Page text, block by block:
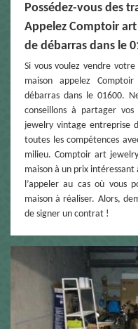
Possédez-vous des
Appelez Comptoir
de débarras dans le
Si vous voulez vendre
maison appelez
débarras dans le 01600.
conseillons à partager
jewelry vintage entreprise
toutes les compétences
milieu. Comptoir art
maison à un prix intéressant
l’appeler au cas où vous
maison à réaliser. Alors,
de signer un contrat !